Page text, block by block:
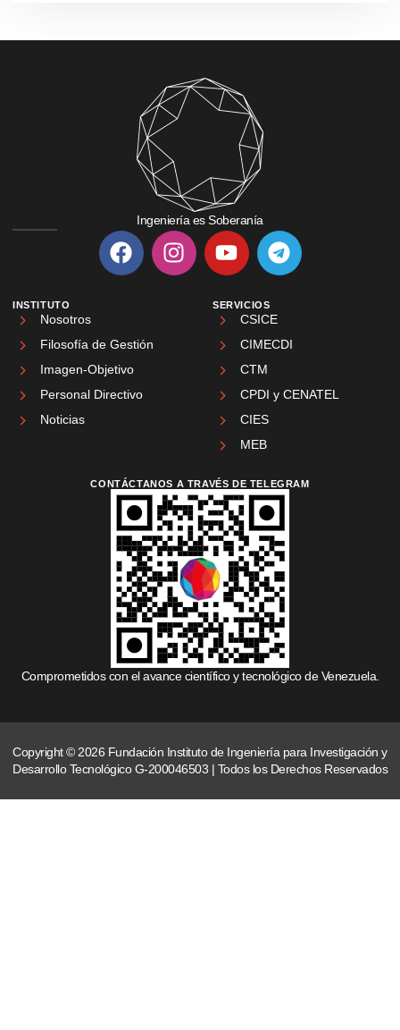
Ingeniería es Soberanía
INSTITUTO
Nosotros
Filosofía de Gestión
Imagen-Objetivo
Personal Directivo
Noticias
SERVICIOS
CSICE
CIMECDI
CTM
CPDI y CENATEL
CIES
MEB
CONTÁCTANOS A TRAVÉS DE TELEGRAM
Comprometidos con el avance científico y tecnológico de Venezuela.
Copyright © 2026 Fundación Instituto de Ingeniería para Investigación y
Desarrollo Tecnológico G-200046503 | Todos los Derechos Reservados